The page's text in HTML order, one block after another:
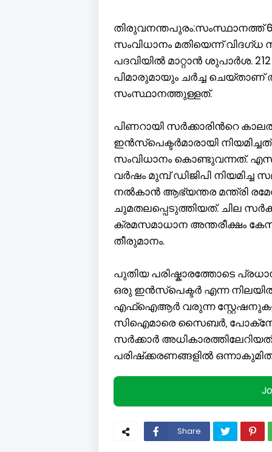
തിരുവനന്തപുരം:സംസ്ഥാനത്ത്
സംവിധാനം മതിയെന്ന് വിദഗ്ധ
പദവിയിൽ മാറ്റാൻ ശുപാർശ.
പിമാരുമായും ചർച്ച
സംസ്ഥാനത്തുള്ളത്.
പിണറായി സർക്കാരിന്‍റെ
ഇൻസ്പെക്ടർമാരായി
സംവിധാനം കൊണ്ടുവന്നത്.
വർഷം മുമ്പ് ഡിജിപി നിയമിച്ച
നൽകാൻ ആഭ്യന്തര മന്ത്രി
ചുമതലപ്പെടുത്തിയത്. ചില
ക്രമസമാധാന അന്തരീക്ഷം
തീരുമാനം.
പുതിയ പരിഷ്കാരത്തോടെ
ഒരു ഇൻസ്പെക്ടർ എന്ന
എഫ്ഐആ‍ർ വരുന്ന
സിഐമാരെ സൈബർ, പോക്‌സോ
സർക്കാർ
പരിഷ്‌ക്കരണങ്ങളിൽ
Share